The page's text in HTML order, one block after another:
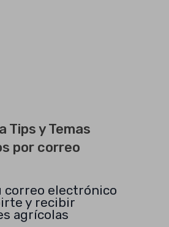
Tips y Temas
por correo
correo electrónico
y recibir
agrícolas